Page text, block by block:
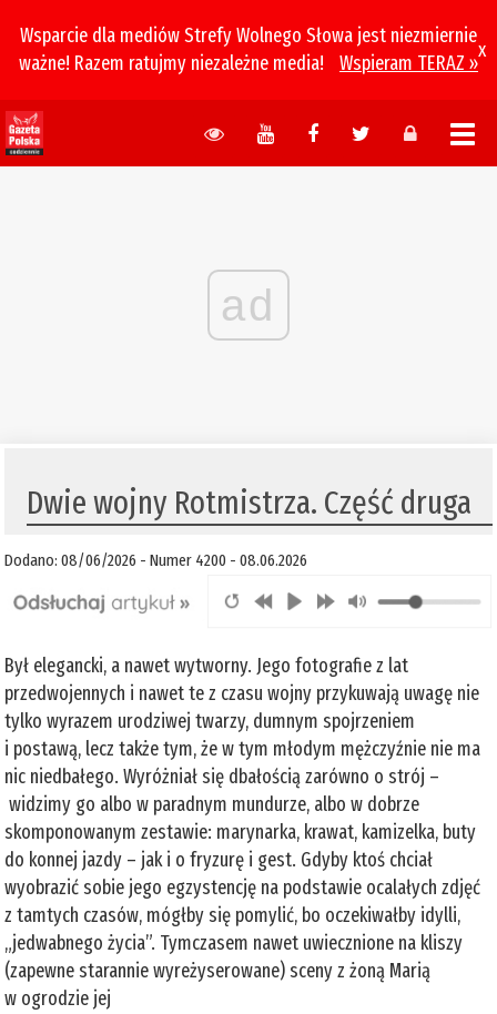
Wsparcie dla mediów Strefy Wolnego Słowa jest niezmiernie
ważne! Razem ratujmy niezależne media!
Wspieram TERAZ »
x
ad
Dwie wojny Rotmistrza. Część druga
Dodano: 08/06/2026 - Numer 4200 - 08.06.2026
Był elegancki, a nawet wytworny. Jego fotografie z lat
przedwojennych i nawet te z czasu wojny przykuwają uwagę nie
tylko wyrazem urodziwej twarzy, dumnym spojrzeniem
i postawą, lecz także tym, że w tym młodym mężczyźnie nie ma
nic niedbałego. Wyróżniał się dbałością zarówno o strój –
widzimy go albo w paradnym mundurze, albo w dobrze
skomponowanym zestawie: marynarka, krawat, kamizelka, buty
do konnej jazdy – jak i o fryzurę i gest. Gdyby ktoś chciał
wyobrazić sobie jego egzystencję na podstawie ocalałych zdjęć
z tamtych czasów, mógłby się pomylić, bo oczekiwałby idylli,
„jedwabnego życia”. Tymczasem nawet uwiecznione na kliszy
(zapewne starannie wyreżyserowane) sceny z żoną Marią
w ogrodzie jej